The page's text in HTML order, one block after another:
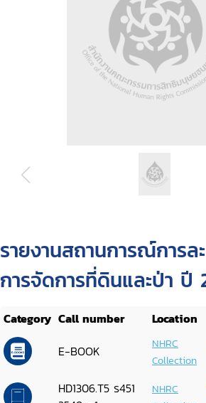
รายงานสถานการณ์การล
การจัดการที่ดินและป่า ปี
Category Call number Location
E-BOOK
NHRC
Collection
HD1306.T5 ร451
NHRC